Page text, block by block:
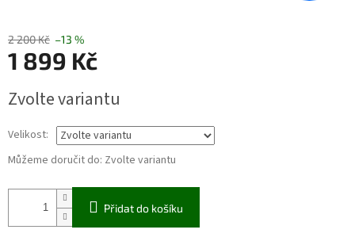
2 200 Kč –13 %
1 899 Kč
cena:
Zvolte variantu
Velikost:
Můžeme doručit do: Zvolte variantu
Přidat do košíku